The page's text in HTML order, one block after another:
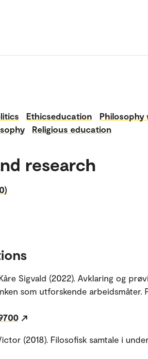
Ethicseducation
Philosophy
Religious education
research
Sigvald (2022). Avklaring og
som utforskende arbeidsmåter.
(2018). Filosofisk samtale i